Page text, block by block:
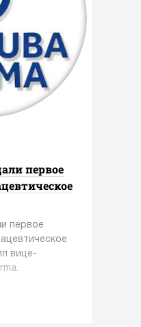
первое
первое
вице-